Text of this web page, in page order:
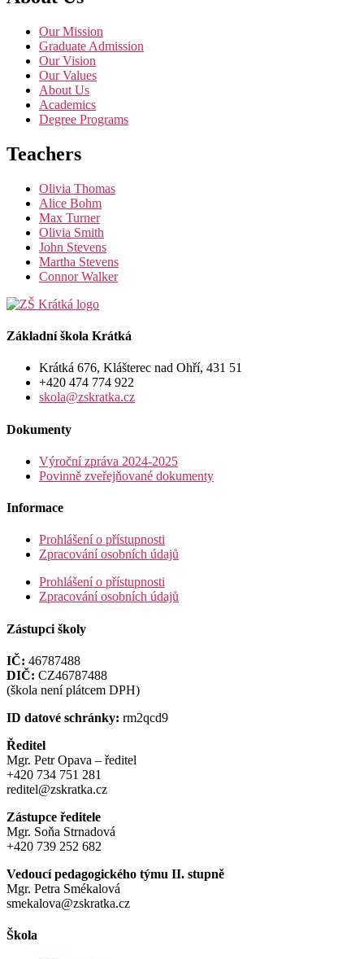
Our Mission
Graduate Admission
Our Vision
Our Values
About Us
Academics
Degree Programs
Teachers
Olivia Thomas
Alice Bohm
Max Turner
Olivia Smith
John Stevens
Martha Stevens
Connor Walker
Základní škola Krátká
Krátká 676, Klášterec nad Ohří, 431 51
+420 474 774 922
skola@zskratka.cz
Dokumenty
Výroční zpráva 2024-2025
Povinně zveřejňované dokumenty
Informace
Prohlášení o přístupnosti
Zpracování osobních údajů
Prohlášení o přístupnosti
Zpracování osobních údajů
Zástupci školy
IČ: 46787488
DIČ: CZ46787488
(škola není plátcem DPH)
ID datové schránky: rm2qcd9
Ředitel
Mgr. Petr Opava – ředitel
+420 734 751 281
reditel@zskratka.cz
Zástupce ředitele
Mgr. Soňa Strnadová
+420 739 252 682
Vedoucí pedagogického týmu II. stupně
Mgr. Petra Smékalová
smekalova@zskratka.cz
Škola